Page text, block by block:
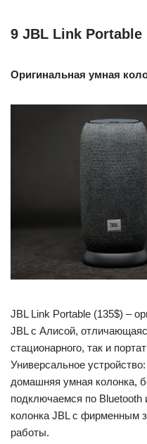
9 JBL Link Portable
Оригинальная умная
JBL Link Portable (135$) –
JBL с Алисой,
стационарного, так и
Универсальное
домашняя умная колонка,
подключаемся по Bluetooth
колонка JBL с фирменным
работы.